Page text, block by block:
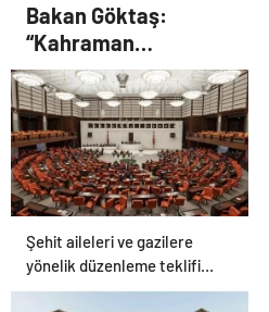
Bakan Göktaş:
“Kahraman
gazilerimizin
haklarını güçlendiren
yeni bir dönemin
kapılarını aralıyoruz”
Şehit aileleri ve gazilere
yönelik düzenleme teklifi
Meclis’te kabul edildi